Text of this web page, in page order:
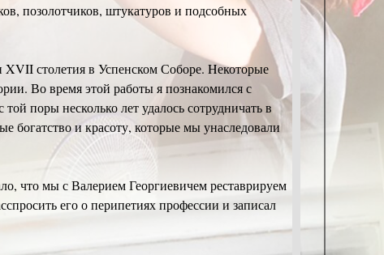
позолотчиков, штукатуров и подсобных
столетия в Успенском Соборе. Hекоторые
Во время этой работы я познакомился с
поры несколько лет удалось сотрудничать в
богатство и красоту, которые мы унаследовали
что мы с Валерием Георгиевичем реставрируем
его о перипетиях профессии и записал